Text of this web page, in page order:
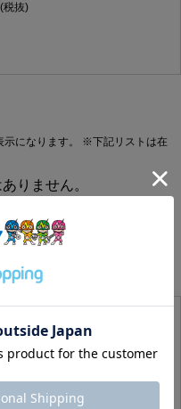
税抜)
になります。 ※下記リストは在
りません。
になります。 ※下記リストは在